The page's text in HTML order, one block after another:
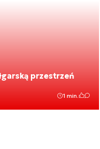
przestrzeń
1 min.